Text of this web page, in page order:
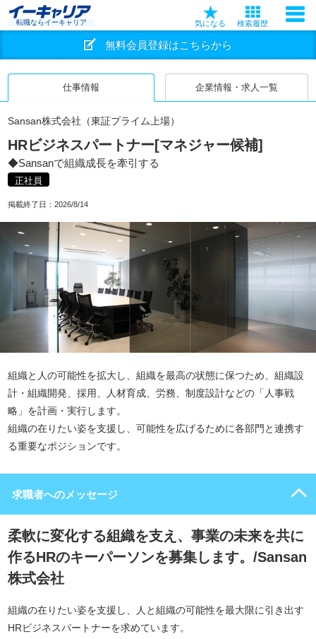
転職ならイーキャリア 気になる 検索履歴
無料会員登録はこちらから
仕事情報 企業情報・求人一覧
Sansan株式会社（東証プライム上場）
HRビジネスパートナー[マネジャー候補]
◆Sansanで組織成長を牽引する
正社員
掲載終了日： 2026/8/14
組織と人の可能性を拡大し、組織を最高の状態に保つため、組織設
計・組織開発、採用、人材育成、労務、制度設計などの「人事戦
略」を計画・実行します。
組織の在りたい姿を支援し、可能性を広げるために各部門と連携す
る重要なポジションです。
求職者へのメッセージ
柔軟に変化する組織を支え、事業の未来を共に
作るHRのキーパーソンを募集します。/Sansan
株式会社
組織の在りたい姿を支援し、人と組織の可能性を最大限に引き出す
HRビジネスパートナーを求めています。